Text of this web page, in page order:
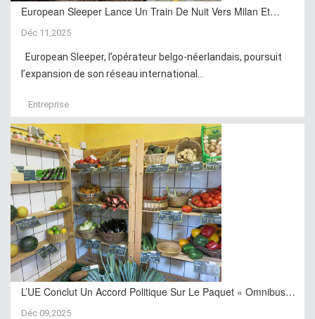
European Sleeper Lance Un Train De Nuit Vers Milan Et…
Déc 11,2025
European Sleeper, l’opérateur belgo-néerlandais, poursuit
l’expansion de son réseau international...
Entreprise
L’UE Conclut Un Accord Politique Sur Le Paquet « Omnibus…
Déc 09,2025